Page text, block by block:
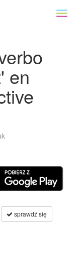
en
sprawdź się